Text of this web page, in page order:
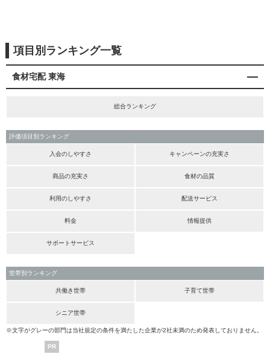
項目別ランキング一覧
食材宅配 東海
総合ランキング
評価項目別ランキング
入会のしやすさ キャンペーンの充実さ
商品の充実さ 食材の品質
利用のしやすさ 配送サービス
料金 情報提供
サポートサービス
世帯別ランキング
共働き世帯 子育て世帯
シニア世帯
※文字がグレーの部門は当社規定の条件を満たした企業が2社未満のため発表しておりません。
PR